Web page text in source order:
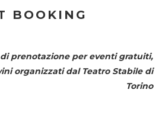
BOOKING
prenotazione per eventi gratuiti,
organizzati dal Teatro Stabile di
Torino